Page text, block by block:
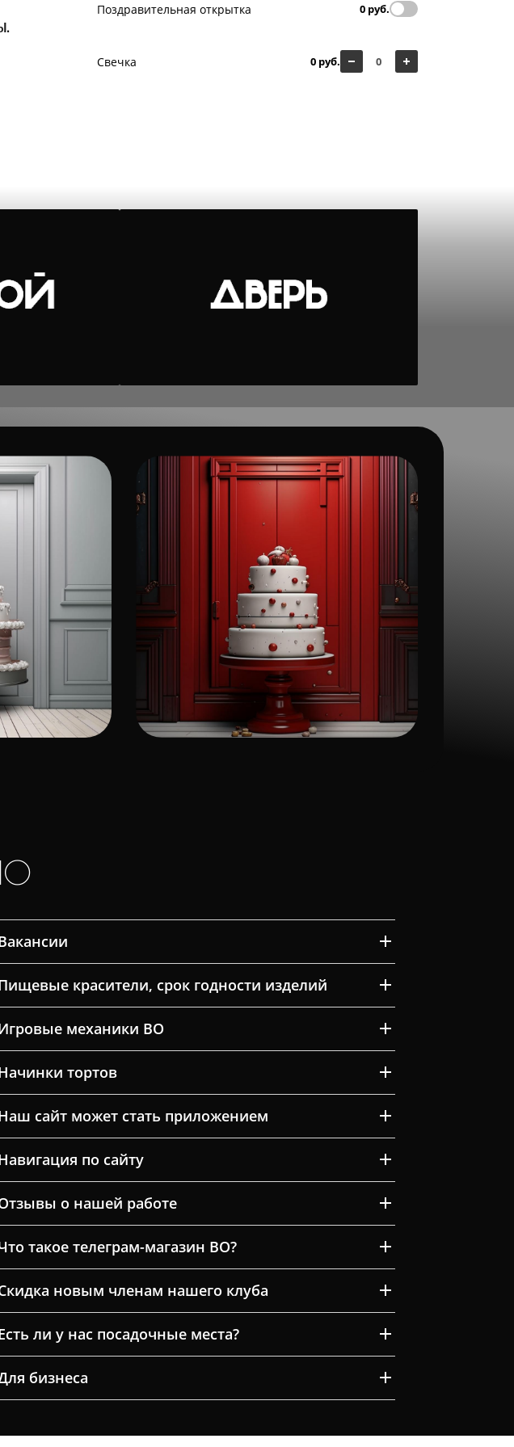
Поздравительная открытка 0 руб.
Свечка 0 руб.
красители, срок годности изделий
механики ВО
тортов
сайт может стать приложением
по сайту
о нашей работе
такое телеграм-магазин ВО?
новым членам нашего клуба
ли у нас посадочные места?
бизнеса